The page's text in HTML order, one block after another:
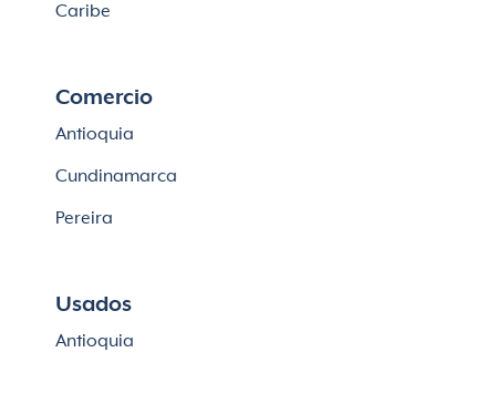
Caribe
Comercio
Antioquia
Cundinamarca
Pereira
Usados
Antioquia